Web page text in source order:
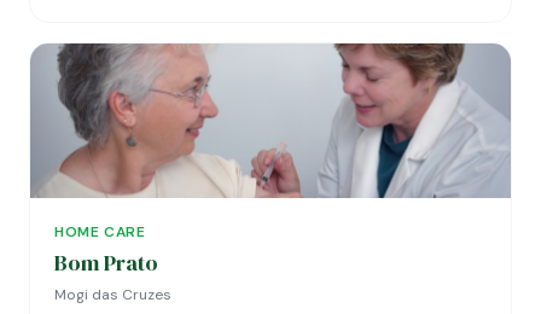
HOME CARE
Bom Prato
Mogi das Cruzes